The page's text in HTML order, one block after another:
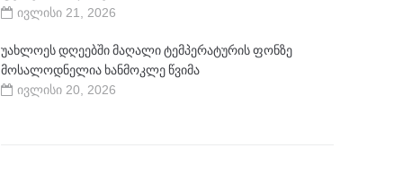
ივლისი 21, 2026
უახლოეს დღეებში მაღალი ტემპერატურის ფონზე
მოსალოდნელია ხანმოკლე წვიმა
ივლისი 20, 2026